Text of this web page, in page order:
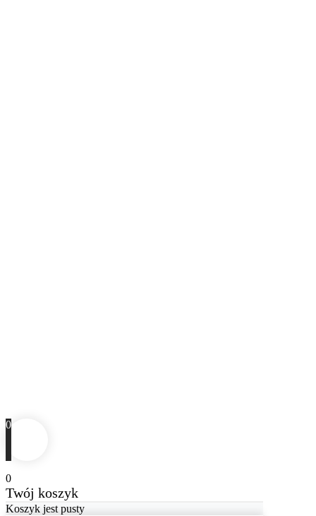
0
0
Twój koszyk
Koszyk jest pusty